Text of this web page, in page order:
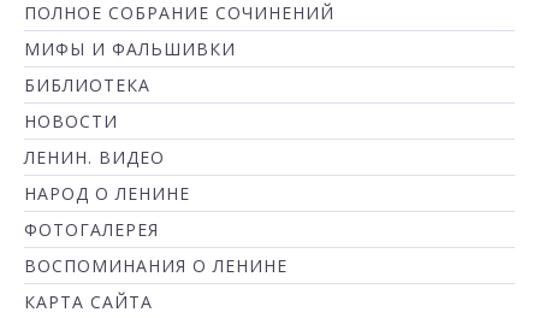
ПОЛНОЕ СОБРАНИЕ СОЧИНЕНИЙ
МИФЫ И ФАЛЬШИВКИ
БИБЛИОТЕКА
НОВОСТИ
ЛЕНИН. ВИДЕО
НАРОД О ЛЕНИНЕ
ФОТОГАЛЕРЕЯ
ВОСПОМИНАНИЯ О ЛЕНИНЕ
КАРТА САЙТА